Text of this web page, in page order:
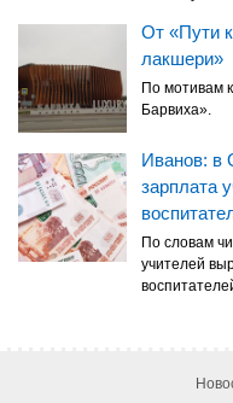
От «Пути
лакшери»
По мотивам
Барвиха».
Иванов: в
зарплата
По словам
учителей